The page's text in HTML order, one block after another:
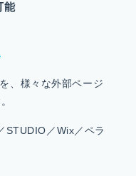
能
、様々な外部ページ
STUDIO／Wix／ペラ